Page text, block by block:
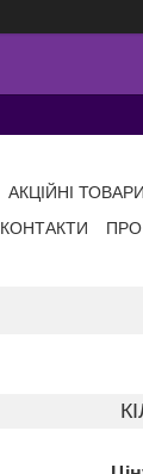
АКЦІЙНІ ТОВАРИ
КОНТАКТИ